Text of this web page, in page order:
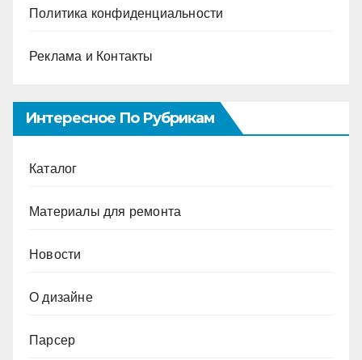
Политика конфиденциальности
Реклама и Контакты
Интересное По Рубрикам
Каталог
Материалы для ремонта
Новости
О дизайне
Парсер